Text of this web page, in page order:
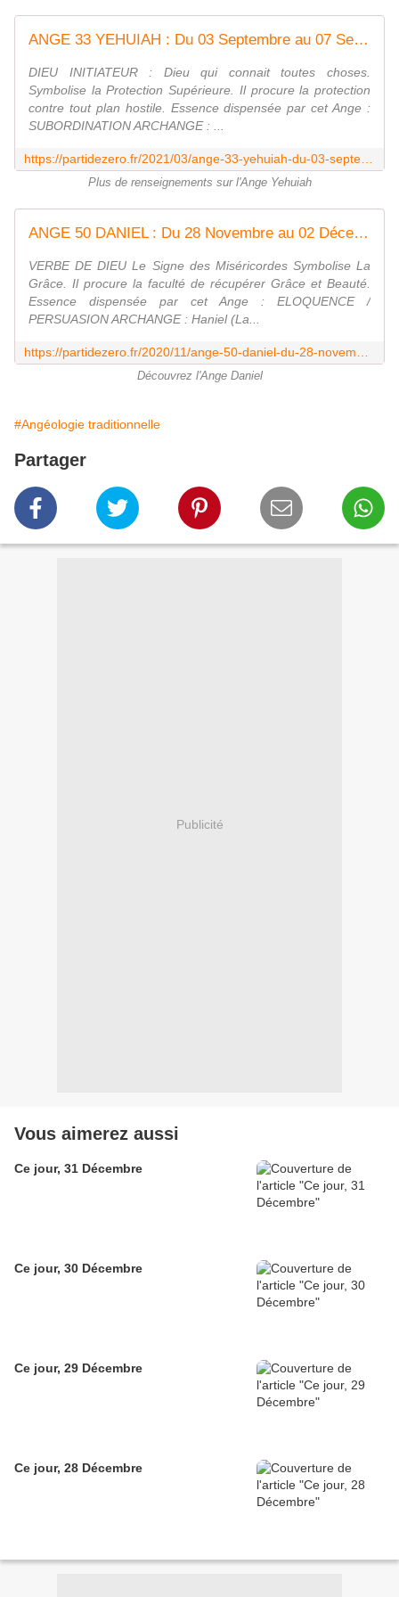
ANGE 33 YEHUIAH : Du 03 Septembre au 07 Septembre. SUBORDINATION - Evoluons quotidiennement avec Parti de zéro
DIEU INITIATEUR : Dieu qui connait toutes choses.
Symbolise la Protection Supérieure. Il procure la protection
contre tout plan hostile. Essence dispensée par cet Ange :
SUBORDINATION ARCHANGE : ...
Plus de renseignements sur l'Ange Yehuiah
ANGE 50 DANIEL : Du 28 Novembre au 02 Décembre. ELOQUENCE / PERSUASION - Evoluons quotidiennement avec Parti de zéro
VERBE DE DIEU Le Signe des Miséricordes Symbolise La
Grâce. Il procure la faculté de récupérer Grâce et Beauté.
Essence dispensée par cet Ange : ELOQUENCE /
PERSUASION ARCHANGE : Haniel (La...
Découvrez l'Ange Daniel
#Angéologie traditionnelle
Partager
Publicité
Vous aimerez aussi
Ce jour, 31 Décembre
Ce jour, 30 Décembre
Ce jour, 29 Décembre
Ce jour, 28 Décembre